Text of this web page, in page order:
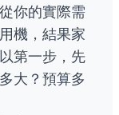
你的實際需
機，結果家
第一步，先
大？預算多